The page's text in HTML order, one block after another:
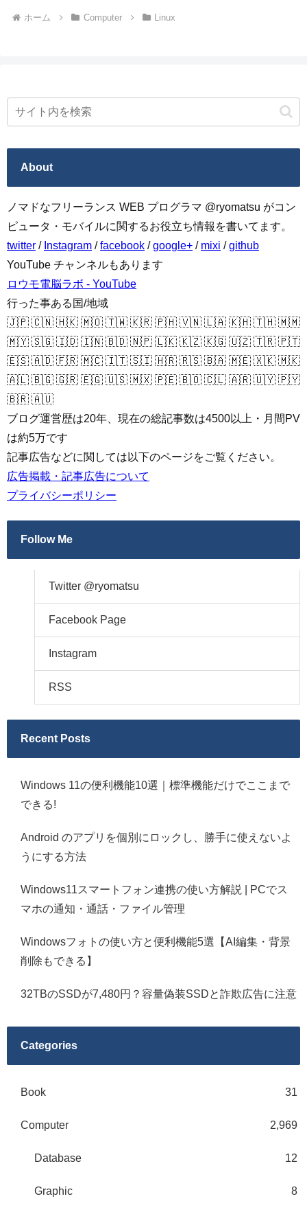
ホーム Computer Linux
About
ノマドなフリーランス WEB プログラマ @ryomatsu がコン
ピュータ・モバイルに関するお役立ち情報を書いてます。
twitter / Instagram /facebook /google+ / mixi /github
YouTube チャンネルもあります
ロウモ電脳ラボ - YouTube
行った事ある国/地域
🇯🇵 🇨🇳 🇭🇰 🇲🇴 🇹🇼 🇰🇷 🇵🇭 🇻🇳 🇱🇦 🇰🇭 🇹🇭 🇲🇲
🇲🇾 🇸🇬 🇮🇩 🇮🇳 🇧🇩 🇳🇵 🇱🇰 🇰🇿 🇰🇬 🇺🇿 🇹🇷 🇵🇹
🇪🇸 🇦🇩 🇫🇷 🇲🇨 🇮🇹 🇸🇮 🇭🇷 🇷🇸 🇧🇦 🇲🇪 🇽🇰 🇲🇰
🇦🇱 🇧🇬 🇬🇷 🇪🇬 🇺🇸 🇲🇽 🇵🇪 🇧🇴 🇨🇱 🇦🇷 🇺🇾 🇵🇾
🇧🇷 🇦🇺
ブログ運営歴は20年、現在の総記事数は4500以上・月間PV
は約5万です
記事広告などに関しては以下のページをご覧ください。
広告掲載・記事広告について
プライバシーポリシー
Follow Me
Twitter @ryomatsu
Facebook Page
Instagram
RSS
Recent Posts
Windows 11の便利機能10選｜標準機能だけでここまで
できる!
Android のアプリを個別にロックし、勝手に使えないよ
うにする方法
Windows11スマートフォン連携の使い方解説 | PCでス
マホの通知・通話・ファイル管理
Windowsフォトの使い方と便利機能5選【AI編集・背景
削除もできる】
32TBのSSDが7,480円？容量偽装SSDと詐欺広告に注意
Categories
Book 31
Computer 2,969
Database 12
Graphic 8